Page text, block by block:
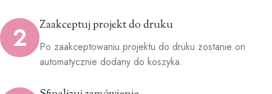
2 Zaakceptuj projekt do druku
Po zaakceptowaniu projektu do druku zostanie on
automatycznie dodany do koszyka.